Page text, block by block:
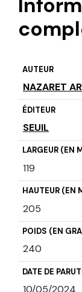
AUTEUR
NAZARET
ÉDITEUR
SEUIL
LARGEUR (EN
119
HAUTEUR (EN
205
POIDS (EN
240
DATE DE
10/05/2024